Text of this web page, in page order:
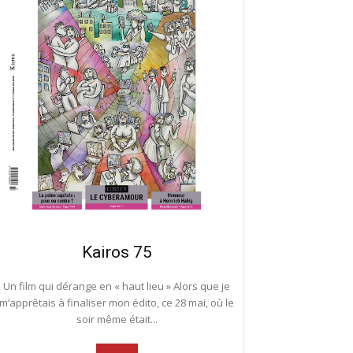
Kairos 75
Un film qui dérange en « haut lieu » Alors que je
m’apprêtais à finaliser mon édito, ce 28 mai, où le
soir même était...